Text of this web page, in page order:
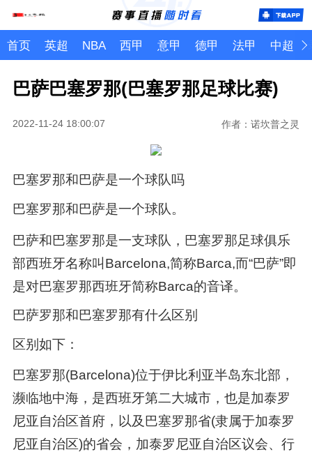
首页 英超 NBA 西甲 意甲 德甲 法甲 中超
巴萨巴塞罗那(巴塞罗那足球比赛)
2022-11-24 18:00:07 作者：诺坎普之灵
巴塞罗那和巴萨是一个球队吗
巴塞罗那和巴萨是一个球队。
巴萨和巴塞罗那是一支球队，巴塞罗那足球俱乐
部西班牙名称叫Barcelona,简称Barca,而“巴萨”即
是对巴塞罗那西班牙简称Barca的音译。
巴萨罗那和巴塞罗那有什么区别
区别如下：
巴塞罗那(Barcelona)位于伊比利亚半岛东北部，
濒临地中海，是西班牙第二大城市，也是加泰罗
尼亚自治区首府，以及巴塞罗那省(隶属于加泰罗
尼亚自治区)的省会，加泰罗尼亚自治区议会、行